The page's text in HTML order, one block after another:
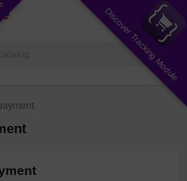
Discover Tracking Module
shopping_cart